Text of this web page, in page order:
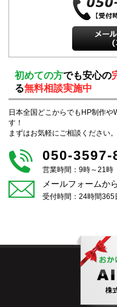
初めての方でも安心の
る無料相談実施中
日本全国どこからでもHP制作や
す！
まずはお気軽にご相談ください。
050-3597-
営業時間：9時～21時
メールフォームか
受付時間：24時間365